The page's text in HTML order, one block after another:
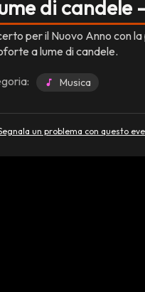
di candele
per il Nuovo Anno con
a lume di candele.
Musica
un problema con questo